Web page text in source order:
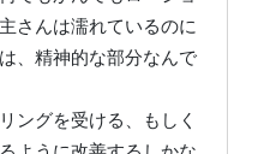
さんは濡れているのに
、精神的な部分なんで
ングを受ける、もしく